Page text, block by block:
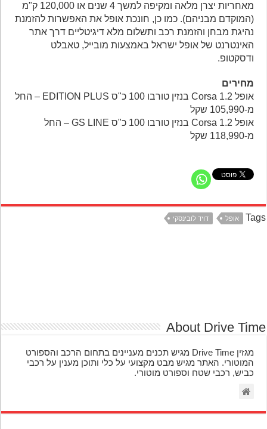
מאחריות יצרן מלאה ומקיפה למשך 4 שנים או 120,000 ק"מ
(המוקדם מבניהם). כמו כן, חונכת אופל את האפשרות להזמנת
נהיגת מבחן והזמנת רכב ותשלום מלא דיגיטליים דרך אתר
האינטרנט של אופל ישראל באמצעות מובייל, טאבלט
ודסקטופ.
מחירים
אופל Corsa 1.2 בנזין טורבו 100 כ"ס EDITION PLUS – החל
אופל Corsa 1.2 בנזין טורבו 100 כ"ס GS LINE – החל
אופל דויד לובינסקי
About Drive
מגזין Drive Time מגיש תכנים מעניינים בתחום הרכב והספורט
המוטורי. האתר מגיש מבט מקצועי על כלי ותוכן מענין על רכבי
כביש, רכבי שטח וספורט מוטורי.